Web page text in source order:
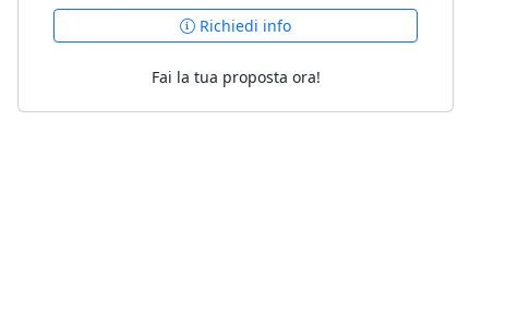
Richiedi info
Fai la tua proposta ora!